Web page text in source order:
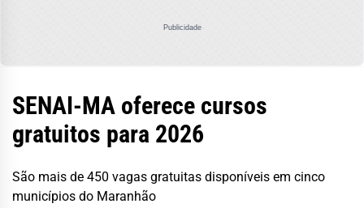
Publicidade
SENAI-MA oferece cursos
gratuitos para 2026
São mais de 450 vagas gratuitas disponíveis em cinco
municípios do Maranhão